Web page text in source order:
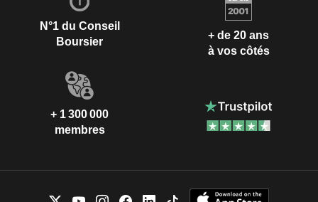
N°1 du Conseil
Boursier
+ de 20 ans
à vos côtés
+ 1 300 000
membres